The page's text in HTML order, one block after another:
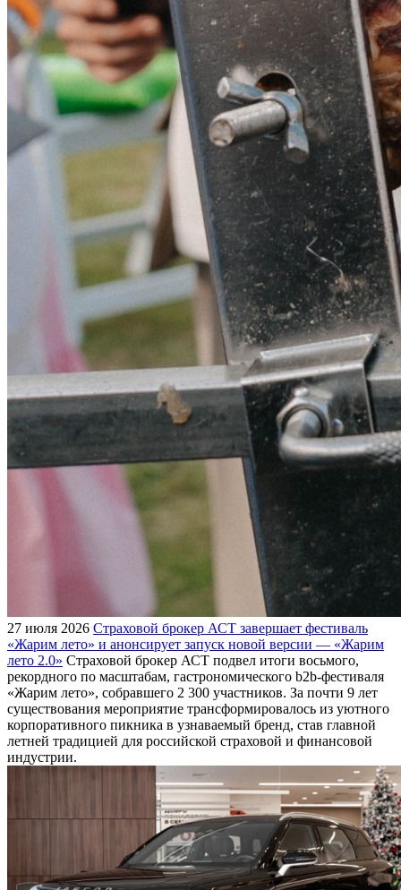
27 июля 2026 Страховой брокер АСТ завершает фестиваль
«Жарим лето» и анонсирует запуск новой версии — «Жарим
лето 2.0» Страховой брокер АСТ подвел итоги восьмого,
рекордного по масштабам, гастрономического b2b-фестиваля
«Жарим лето», собравшего 2 300 участников. За почти 9 лет
существования мероприятие трансформировалось из уютного
корпоративного пикника в узнаваемый бренд, став главной
летней традицией для российской страховой и финансовой
индустрии.